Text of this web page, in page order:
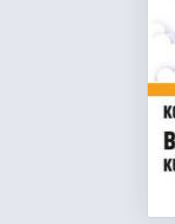
Anlaşmalı